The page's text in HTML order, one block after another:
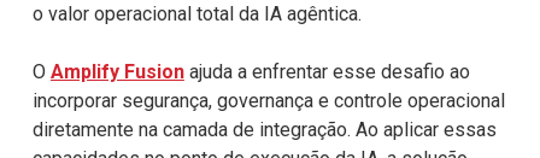
o valor operacional total da IA agêntica.
O Amplify Fusionajuda a enfrentar esse desafio ao
incorporar segurança, governança e controle operacional
diretamente na camada de integração. Ao aplicar essas